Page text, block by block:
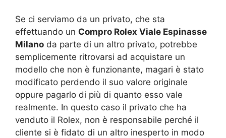
Se ci serviamo da un privato, che sta
effettuando un Compro Rolex Viale Espinasse
Milano da parte di un altro privato, potrebbe
semplicemente ritrovarsi ad acquistare un
modello che non è funzionante, magari è stato
modificato perdendo il suo valore originale
oppure pagarlo di più di quanto esso vale
realmente. In questo caso il privato che ha
venduto il Rolex, non è responsabile perché il
cliente si è fidato di un altro inesperto in modo